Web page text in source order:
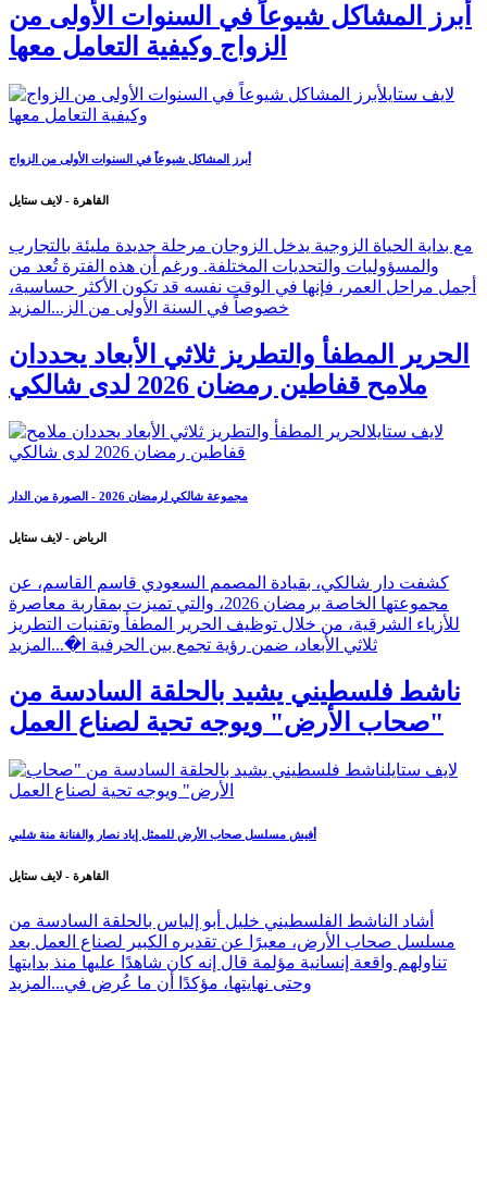
أبرز المشاكل شيوعاً في السنوات الأولى من
الزواج وكيفية التعامل معها
أبرز المشاكل شيوعاً في السنوات الأولى من الزواج
القاهرة - لايف ستايل
مع بداية الحياة الزوجية يدخل الزوجان مرحلة جديدة مليئة بالتجارب
والمسؤوليات والتحديات المختلفة. ورغم أن هذه الفترة تُعد من
أجمل مراحل العمر، فإنها في الوقت نفسه قد تكون الأكثر حساسية،
خصوصاً في السنة الأولى من الز... المزيد
الحرير المطفأ والتطريز ثلاثي الأبعاد يحددان
ملامح قفاطين رمضان 2026 لدى شالكي
مجموعة شالكي لرمضان 2026 - الصورة من الدار
الرياض - لايف ستايل
كشفت دار شالكي، بقيادة المصمم السعودي قاسم القاسم، عن
مجموعتها الخاصة برمضان 2026، والتي تميزت بمقاربة معاصرة
للأزياء الشرقية، من خلال توظيف الحرير المطفأ وتقنيات التطريز
ثلاثي الأبعاد، ضمن رؤية تجمع بين الحرفية ا�... المزيد
ناشط فلسطيني يشيد بالحلقة السادسة من
"صحاب الأرض" ويوجه تحية لصناع العمل
أفيش مسلسل صحاب الأرض للممثل إياد نصار والفنانة منة شلبي
القاهرة - لايف ستايل
أشاد الناشط الفلسطيني خليل أبو إلياس بالحلقة السادسة من
مسلسل صحاب الأرض، معبرًا عن تقديره الكبير لصناع العمل بعد
تناولهم واقعة إنسانية مؤلمة قال إنه كان شاهدًا عليها منذ بدايتها
وحتى نهايتها، مؤكدًا أن ما عُرض في... المزيد